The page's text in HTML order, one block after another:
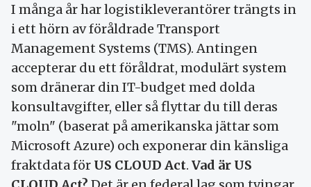
I många år har logistikleverantörer trängts in
i ett hörn av föråldrade Transport
Management Systems (TMS). Antingen
accepterar du ett föråldrat, modulärt system
som dränerar din IT-budget med dolda
konsultavgifter, eller så flyttar du till deras
"moln" (baserat på amerikanska jättar som
Microsoft Azure) och exponerar din känsliga
fraktdata för US CLOUD Act. Vad är US